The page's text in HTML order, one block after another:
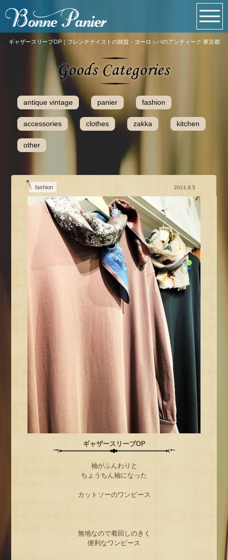
ギャザースリーブOP｜フレンチテイストの雑貨・ヨーロッパのアンティーク 東京都
antique vintage panier fashion
accessories clothes zakka kitchen
other
fashion 2021.9.5
ギャザースリーブOP
袖がふんわりと
ちょうちん袖になった
カットソーのワンピース
無地なので着回しのきく
便利なワンピース